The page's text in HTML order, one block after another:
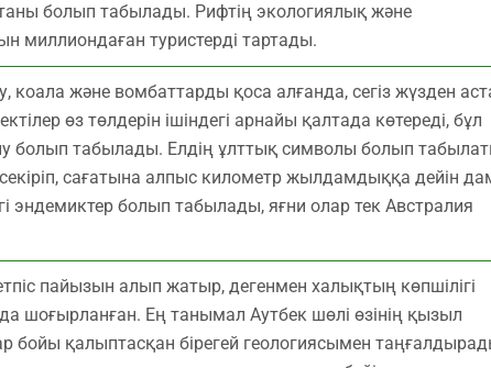
болып табылады. Рифтің экологиялық және
туристерді тартады.
және вомбаттарды қоса алғанда, сегіз жүзден
өз төлдерін ішіндегі арнайы қалтада көтереді, бұл
болып табылады. Елдің ұлттық символы болып
секіріп, сағатына алпыс километр жылдамдыққа дейін
эндемиктер болып табылады, яғни олар тек Австралия
пайызын алып жатыр, дегенмен халықтың көпшілігі
шоғырланған. Ең танымал Аутбек шөлі өзінің қызыл
қалыптасқан бірегей геологиясымен